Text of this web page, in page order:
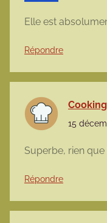
Elle est
Répondre
15
Superbe, rien
Répondre